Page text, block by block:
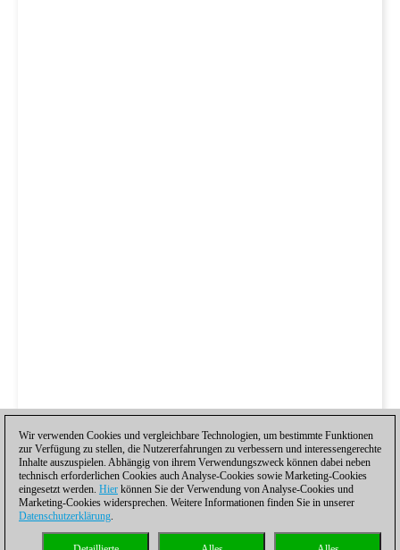
Wir verwenden Cookies und vergleichbare Technologien, um bestimmte Funktionen
zur Verfügung zu stellen, die Nutzererfahrungen zu verbessern und interessengerechte
Inhalte auszuspielen. Abhängig von ihrem Verwendungszweck können dabei neben
technisch erforderlichen Cookies auch Analyse-Cookies sowie Marketing-Cookies
eingesetzt werden. Hier können Sie der Verwendung von Analyse-Cookies und
Marketing-Cookies widersprechen. Weitere Informationen finden Sie in unserer
Datenschutzerklärung.